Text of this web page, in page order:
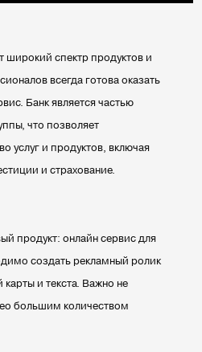
широкий спектр продуктов и
всегда готова оказать
Банк является частью
что позволяет
услуг и продуктов, включая
и страхование.
продукт: онлайн сервис для
создать рекламный ролик
и текста. Важно не
большим количеством